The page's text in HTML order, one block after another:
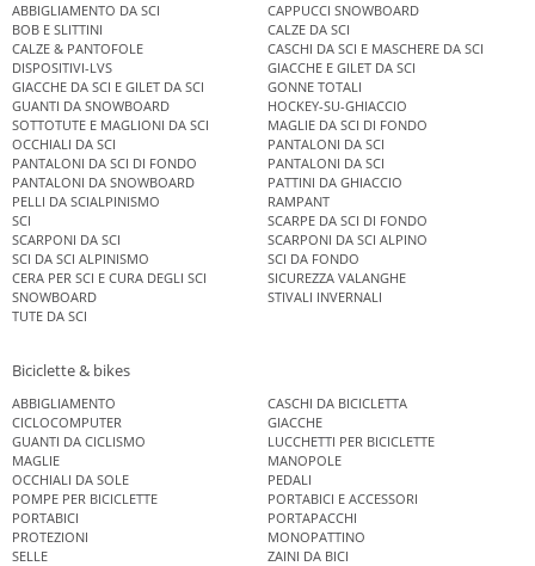
ABBIGLIAMENTO DA SCI
CAPPUCCI SNOWBOARD
BOB E SLITTINI
CALZE DA SCI
CALZE & PANTOFOLE
CASCHI DA SCI E MASCHERE DA SCI
DISPOSITIVI-LVS
GIACCHE E GILET DA SCI
GIACCHE DA SCI E GILET DA SCI
GONNE TOTALI
GUANTI DA SNOWBOARD
HOCKEY-SU-GHIACCIO
SOTTOTUTE E MAGLIONI DA SCI
MAGLIE DA SCI DI FONDO
OCCHIALI DA SCI
PANTALONI DA SCI
PANTALONI DA SCI DI FONDO
PANTALONI DA SCI
PANTALONI DA SNOWBOARD
PATTINI DA GHIACCIO
PELLI DA SCIALPINISMO
RAMPANT
SCI
SCARPE DA SCI DI FONDO
SCARPONI DA SCI
SCARPONI DA SCI ALPINO
SCI DA SCI ALPINISMO
SCI DA FONDO
CERA PER SCI E CURA DEGLI SCI
SICUREZZA VALANGHE
SNOWBOARD
STIVALI INVERNALI
TUTE DA SCI
Biciclette & bikes
ABBIGLIAMENTO
CASCHI DA BICICLETTA
CICLOCOMPUTER
GIACCHE
GUANTI DA CICLISMO
LUCCHETTI PER BICICLETTE
MAGLIE
MANOPOLE
OCCHIALI DA SOLE
PEDALI
POMPE PER BICICLETTE
PORTABICI E ACCESSORI
PORTABICI
PORTAPACCHI
PROTEZIONI
MONOPATTINO
SELLE
ZAINI DA BICI